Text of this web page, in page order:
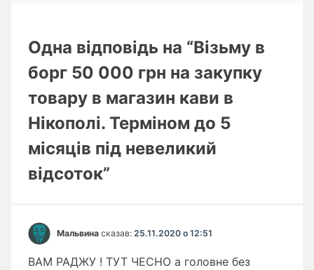
Одна відповідь на “Візьму в
борг 50 000 грн на закупку
товару в магазин кави в
Нікополі. Терміном до 5
місяців під невеликий
відсоток”
Мальвина сказав: 25.11.2020 о 12:51
ВАМ РАДЖУ ! ТУТ ЧЕСНО а головне без